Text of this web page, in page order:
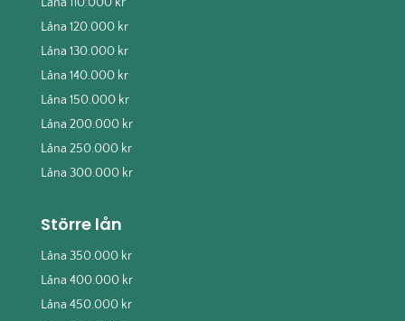
Låna 110.000 kr
Låna 120.000 kr
Låna 130.000 kr
Låna 140.000 kr
Låna 150.000 kr
Låna 200.000 kr
Låna 250.000 kr
Låna 300.000 kr
Större lån
Låna 350.000 kr
Låna 400.000 kr
Låna 450.000 kr